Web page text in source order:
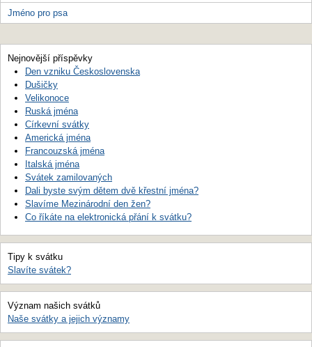
Jméno pro psa
Nejnovější příspěvky
Den vzniku Československa
Dušičky
Velikonoce
Ruská jména
Církevní svátky
Americká jména
Francouzská jména
Italská jména
Svátek zamilovaných
Dali byste svým dětem dvě křestní jména?
Slavíme Mezinárodní den žen?
Co říkáte na elektronická přání k svátku?
Tipy k svátku
Slavíte svátek?
Význam našich svátků
Naše svátky a jejich významy